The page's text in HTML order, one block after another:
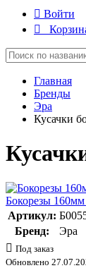
Войти
Главная
Бренды
Эра
Кусачки
Бокорезы
Артикул:
Бренд:
Эра
Под заказ
Обновлено